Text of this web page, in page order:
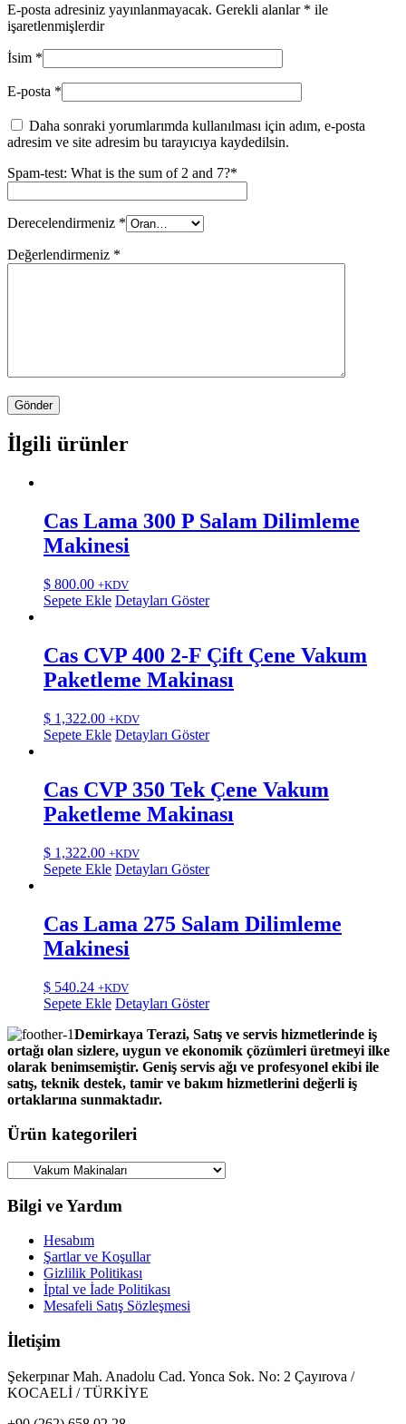
E-posta adresiniz yayınlanmayacak. Gerekli alanlar * ile
işaretlenmişlerdir
İsim *
E-posta *
Daha sonraki yorumlarımda kullanılması için adım, e-posta
adresim ve site adresim bu tarayıcıya kaydedilsin.
Spam-test: What is the sum of 2 and 7?*
Derecelendirmeniz *
Değerlendirmeniz *
İlgili ürünler
Cas Lama 300 P Salam Dilimleme
Makinesi
$ 800.00 +KDV
Sepete Ekle Detayları Göster
Cas CVP 400 2-F Çift Çene Vakum
Paketleme Makinası
$ 1,322.00 +KDV
Sepete Ekle Detayları Göster
Cas CVP 350 Tek Çene Vakum
Paketleme Makinası
$ 1,322.00 +KDV
Sepete Ekle Detayları Göster
Cas Lama 275 Salam Dilimleme
Makinesi
$ 540.24 +KDV
Sepete Ekle Detayları Göster
Demirkaya Terazi, Satış ve servis hizmetlerinde iş
ortağı olan sizlere, uygun ve ekonomik çözümleri üretmeyi ilke
olarak benimsemiştir. Geniş servis ağı ve profesyonel ekibi ile
satış, teknik destek, tamir ve bakım hizmetlerini değerli iş
ortaklarına sunmaktadır.
Ürün kategorileri
Bilgi ve Yardım
Hesabım
Şartlar ve Koşullar
Gizlilik Politikası
İptal ve İade Politikası
Mesafeli Satış Sözleşmesi
İletişim
Şekerpınar Mah. Anadolu Cad. Yonca Sok. No: 2 Çayırova /
KOCAELİ / TÜRKİYE